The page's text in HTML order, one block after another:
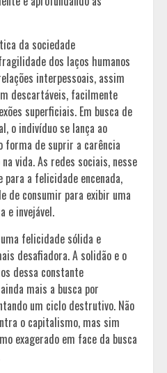
da sociedade
dos laços humanos
interpessoais, assim
descartáveis, facilmente
superficiais. Em busca de
o indivíduo se lança ao
forma de suprir a carência
vida. As redes sociais, nesse
a felicidade encenada,
de consumir para exibir uma
e invejável.
felicidade sólida e
desafiadora. A solidão e o
dessa constante
mais a busca por
um ciclo destrutivo. Não
o capitalismo, mas sim
exagerado em face da busca